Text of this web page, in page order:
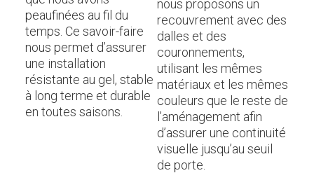
peaufinées au fil du
temps. Ce savoir-faire
nous permet d’assurer
une installation
résistante au gel, stable
à long terme et durable
en toutes saisons.
nous proposons un
recouvrement avec des
dalles et des
couronnements,
utilisant les mêmes
matériaux et les mêmes
couleurs que le reste de
l’aménagement afin
d’assurer une continuité
visuelle jusqu’au seuil
de porte.